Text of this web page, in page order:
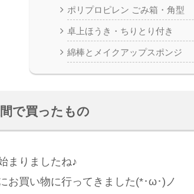
ポリプロピレン ごみ箱・角型
卓上ほうき・ちりとり付き
綿棒とメイクアップスポンジ
で買ったもの
まりましたね♪
お買い物に行ってきました(*･ω･)ノ